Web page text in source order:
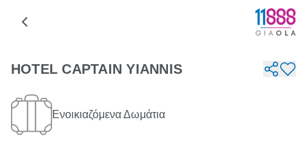
HOTEL CAPTAIN YIANNIS
Ενοικιαζόμενα Δωμάτια